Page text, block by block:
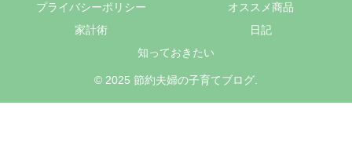
プライバシーポリシー
オススメ商品
家計術
日記
知っておきたい
© 2025 節約夫婦の子育てブログ.